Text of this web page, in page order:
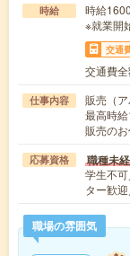
時給
時給
※就業開
交通
交通費全
仕事内容
販売（
最高時
販売の
応募資格 職種未
学生不
ター歓
職場の雰囲気